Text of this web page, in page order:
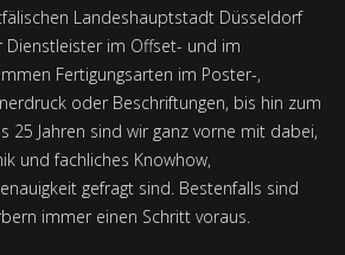
Landeshauptstadt Düsseldorf
Dienstleister im Offset- und im
Fertigungsarten im Poster-,
oder Beschriftungen, bis hin zum
25 Jahren sind wir ganz vorne mit dabei,
und fachliches Knowhow,
gefragt sind. Bestenfalls sind
immer einen Schritt voraus.